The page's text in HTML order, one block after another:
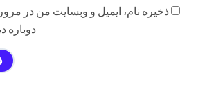
ذخیره نام، ایمیل و وبسایت من در
دوباره